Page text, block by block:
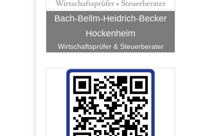
Bach-Bellm-Heidrich-Becker
Hockenheim
Wirtschaftsprüfer & Steuerberater
BauART Hockenheim
Lean-Consulting - Hans-Peter
Haffner e. Kfm.
RATEC Hockenheim
Stadtwerke Hockenheim